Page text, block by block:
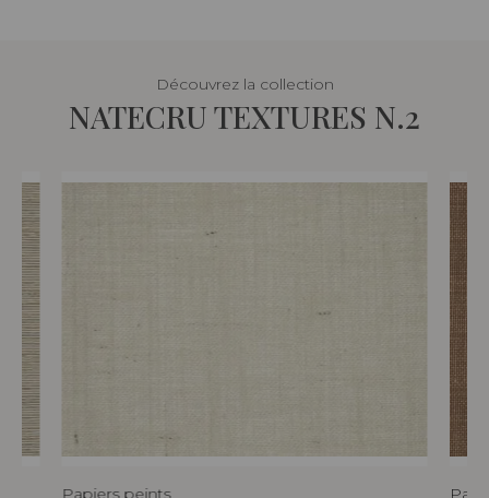
Découvrez la collection
NATECRU TEXTURES N.2
Papiers peints